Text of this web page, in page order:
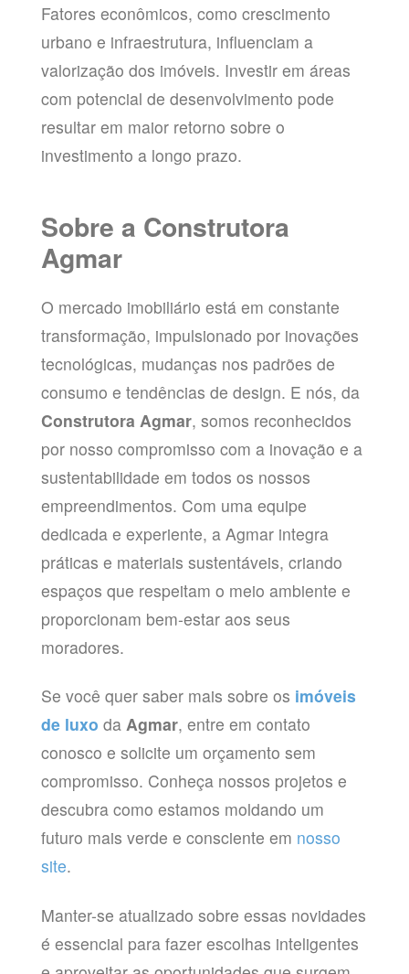
Fatores econômicos, como crescimento
urbano e infraestrutura, influenciam a
valorização dos imóveis. Investir em áreas
com potencial de desenvolvimento pode
resultar em maior retorno sobre o
investimento a longo prazo.
Sobre a Construtora
Agmar
O mercado imobiliário está em constante
transformação, impulsionado por inovações
tecnológicas, mudanças nos padrões de
consumo e tendências de design. E nós, da
Construtora Agmar, somos reconhecidos
por nosso compromisso com a inovação e a
sustentabilidade em todos os nossos
empreendimentos. Com uma equipe
dedicada e experiente, a Agmar integra
práticas e materiais sustentáveis, criando
espaços que respeitam o meio ambiente e
proporcionam bem-estar aos seus
moradores.
Se você quer saber mais sobre os imóveis
de luxo da Agmar, entre em contato
conosco e solicite um orçamento sem
compromisso. Conheça nossos projetos e
descubra como estamos moldando um
futuro mais verde e consciente em nosso
site.
Manter-se atualizado sobre essas novidades
é essencial para fazer escolhas inteligentes